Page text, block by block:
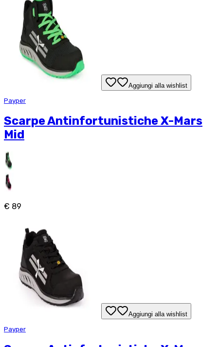
Aggiungi alla wishlist
Payper
Scarpe Antinfortunistiche X-Mars
Mid
€ 89
Aggiungi alla wishlist
Payper